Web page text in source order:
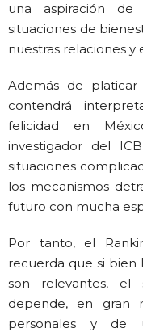
una aspiración
situaciones de
nuestras relaciones y
Además de
contendrá
felicidad en
investigador del
situaciones
los mecanismos
futuro con mucha
Por tanto, el
recuerda que si bien
son relevantes, el
depende, en gran
personales y de